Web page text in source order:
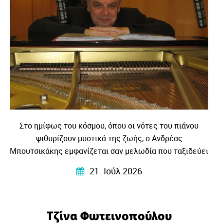
Στο ημίφως του κόσμου, όπου οι νότες του πιάνου
ψιθυρίζουν μυστικά της ζωής, ο Ανδρέας
Μπουτσικάκης εμφανίζεται σαν μελωδία που ταξιδεύει
σε κόσμους και πολιτισμούς.
21. Ιούλ 2026
Τζίνα Φωτεινοπούλου